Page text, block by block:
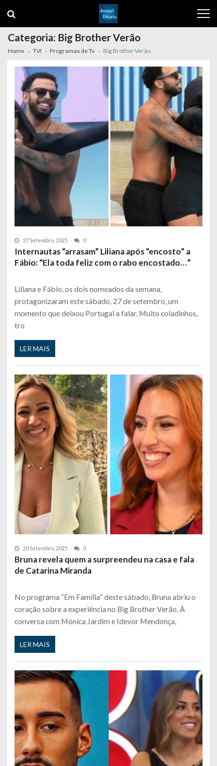
navigation
content
Categoria: Big Brother Verão
Home TVI Programas de Tv Big Brother Verão
27 Setembro, 2025 0
Internautas “arrasam” Liliana após “encosto” a
Fábio: “Ela toda feliz com o rabo encostado…”
Liliana e Fábio, os dois nomeados da semana,
protagonizaram este sábado, 27 de setembro, um
momento que deixou Portugal a falar. Muito coladinhos,
tro
LER MAIS
20 Setembro, 2025 0
Bruna revela quem a surpreendeu na casa e fala
de Catarina Miranda
No programa “Em Família” deste sábado, Bruna abriu o
coração sobre a experiência no Big Brother Verão. À
conversa com Mónica Jardim e Idevor Mendonça,
LER MAIS